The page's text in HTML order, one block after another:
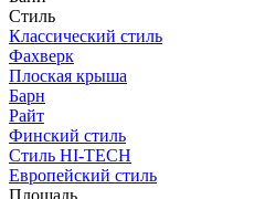
Стиль
Классический стиль
Фахверк
Плоская крыша
Барн
Райт
Финский стиль
Стиль HI-TECH
Европейский стиль